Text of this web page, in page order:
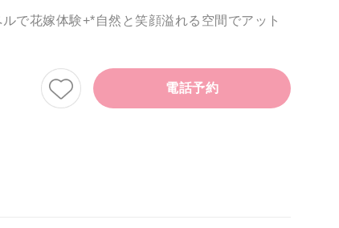
で花嫁体験+*自然と笑顔溢れる空間でアット
電話予約